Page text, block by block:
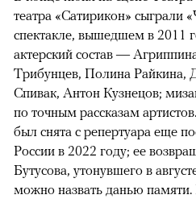
театра «Сатирикон» сыграли
спектакле, вышедшем в 2011
актерский состав —
Трибунцев, Полина Райкина,
Спивак, Антон Кузнецов;
по точным рассказам
был снята с репертуара еще
России в 2022 году; ее
Бутусова, утонувшего в
можно назвать данью